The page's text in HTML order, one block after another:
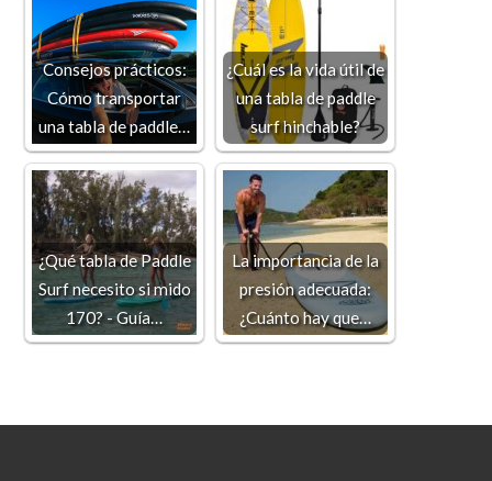
Consejos prácticos:
Cómo transportar
una tabla de paddle…
¿Cuál es la vida útil de
una tabla de paddle
surf hinchable?
¿Qué tabla de Paddle
Surf necesito si mido
170? - Guía…
La importancia de la
presión adecuada:
¿Cuánto hay que…